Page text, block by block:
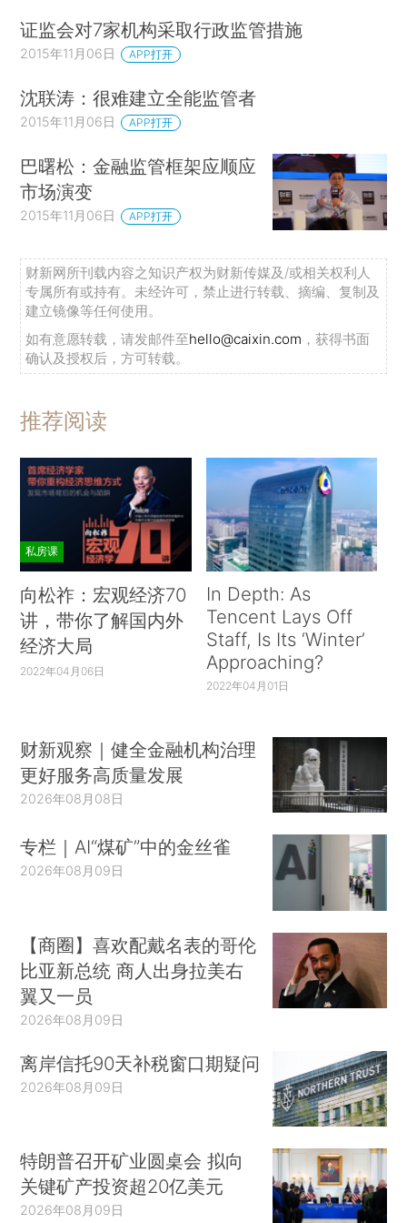
证监会对7家机构采取行政监管措施
2015年11月06日 APP打开
沈联涛：很难建立全能监管者
2015年11月06日 APP打开
巴曙松：金融监管框架应顺应
市场演变
2015年11月06日 APP打开
财新网所刊载内容之知识产权为财新传媒及/或相关权利人
专属所有或持有。未经许可，禁止进行转载、摘编、复制及
建立镜像等任何使用。
如有意愿转载，请发邮件至hello@caixin.com ，获得书面
确认及授权后，方可转载。
推荐阅读
私房课
向松祚：宏观经济70
讲，带你了解国内外
经济大局
2022年04月06日
In Depth: As
Tencent Lays Off
Staff, Is Its ‘Winter’
Approaching?
2022年04月01日
财新观察｜健全金融机构治理
更好服务高质量发展
2026年08月08日
专栏｜AI“煤矿”中的金丝雀
2026年08月09日
【商圈】喜欢配戴名表的哥伦
比亚新总统 商人出身拉美右
翼又一员
2026年08月09日
离岸信托90天补税窗口期疑问
2026年08月09日
特朗普召开矿业圆桌会 拟向
关键矿产投资超20亿美元
2026年08月09日